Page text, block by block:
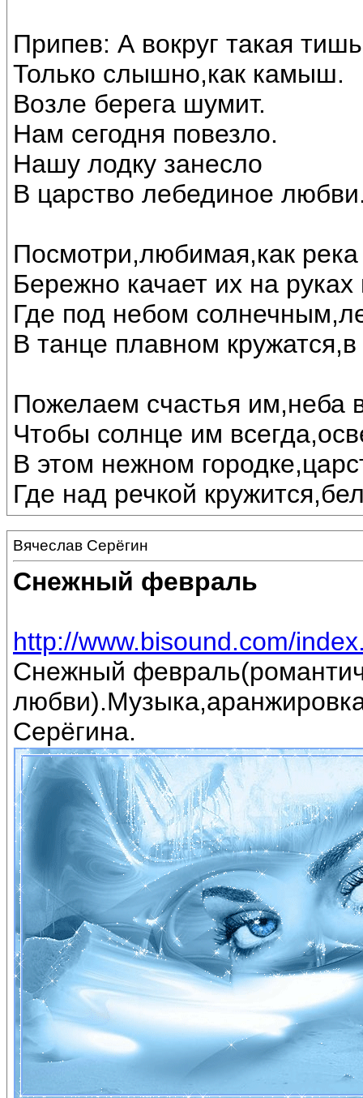
Припев: А вокруг такая
Только слышно,как камыш.
Возле берега шумит.
Нам сегодня повезло.
Нашу лодку занесло
В царство лебединое
Посмотри,любимая,как река
Бережно качает их на
Где под небом
В танце плавном
Пожелаем счастья им,неба
Чтобы солнце им
В этом нежном
Где над речкой
Вячеслав Серёгин
Снежный февраль
http://www.bisound.com/
Снежный
Серёгина.